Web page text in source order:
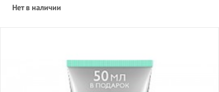
Нет в наличии